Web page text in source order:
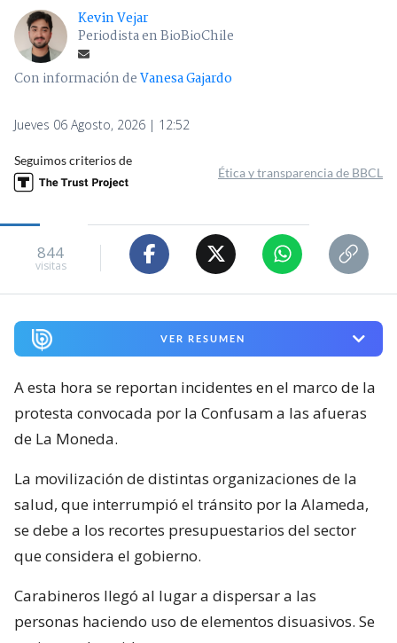
Kevin Vejar
Periodista en BioBioChile
Con información deVanesa Gajardo
Jueves 06 Agosto, 2026 | 12:52
Seguimos criterios de
Ética y transparencia de BBCL
844
visitas
VER RESUMEN
A esta hora se reportan incidentes en el marco de la
protesta convocada por la Confusam a las afueras
de La Moneda.
La movilización de distintas organizaciones de la
salud, que interrumpió el tránsito por la Alameda,
se debe a los recortes presupuestarios del sector
que considera el gobierno.
Carabineros llegó al lugar a dispersar a las
personas haciendo uso de elementos disuasivos. Se